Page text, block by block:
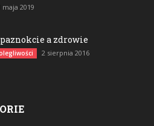
maja 2019
a zdrowie
2 sierpnia 2016